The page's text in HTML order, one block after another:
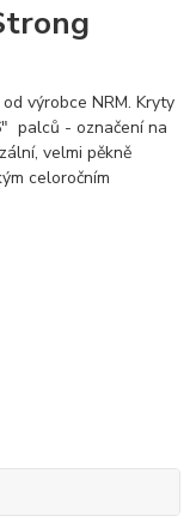
výrobce NRM. Kryty
palců - označení na
velmi pěkně
celoročním